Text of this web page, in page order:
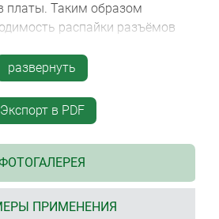
платы. Таким образом
распайки разъёмов
дизайн для
помещения, для
настенных приборов, а также
на DIN-рейку
простейшего инструмента
открытая с торцов,
развернуть
Экспорт в PDF
ПРИМЕНЕНИЯ